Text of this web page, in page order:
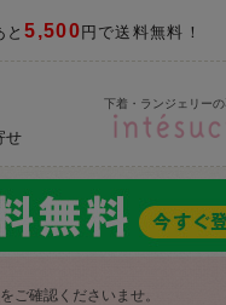
と5,500 円で送料無料！
せ
下着・ランジェリー
をご確認くださいませ。